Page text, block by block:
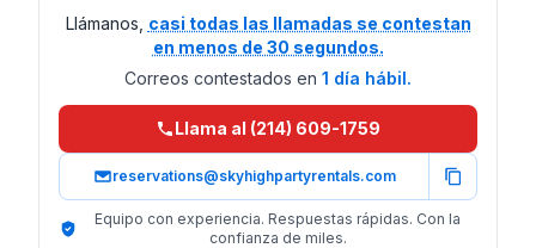
Llámanos, casi todas las llamadas se contestan
en menos de 30 segundos.
Correos contestados en 1 día hábil.
Llama al (214) 609-1759
reservations@skyhighpartyrentals.com
Equipo con experiencia. Respuestas rápidas. Con la
confianza de miles.